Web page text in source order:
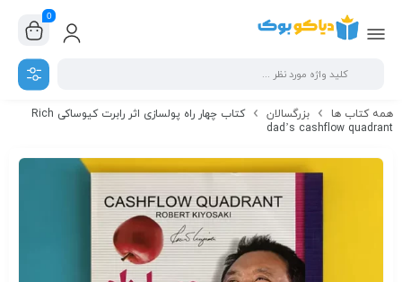
0
همه کتاب ها بزرگسالان
کتاب چهار راه پولسازی اثر رابرت کیوساکی Rich
dad’s cashflow quadrant